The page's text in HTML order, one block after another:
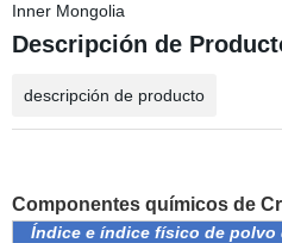
Inner Mongolia
Descripción de
descripción de producto
Componentes químicos de
Índice e índice físico de polvo